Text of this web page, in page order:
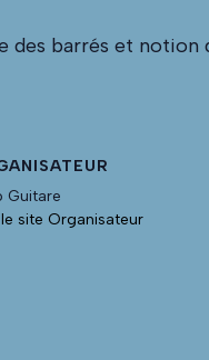
barrés et notion
Guitare
site Organisateur